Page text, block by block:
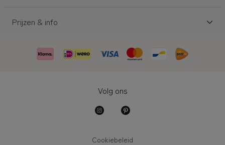
Prijzen & info
Volg ons
Cookiebeleid